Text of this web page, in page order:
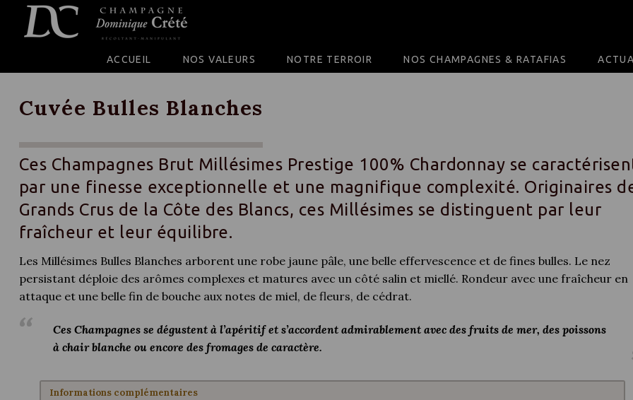
SKIP TO CONTENT
ACCUEIL NOS VALEURS NOTRE TERROIR NOS CHAMPAGNES & RATAFIAS
Cuvée Bulles Blanches
Ces Champagnes Brut Millésimes Prestige 100% Chardonnay se
par une finesse exceptionnelle et une magnifique complexité. Originaires
Grands Crus de la Côte des Blancs, ces Millésimes se distinguent par leur
fraîcheur et leur équilibre.
Les Millésimes Bulles Blanches arborent une robe jaune pâle, une belle effervescence et de fines bulles. Le nez
persistant déploie des arômes complexes et matures avec un côté salin et miellé. Rondeur avec une fraîcheur en
attaque et une belle fin de bouche aux notes de miel, de fleurs, de cédrat.
Ces Champagnes se dégustent à l’apéritif et s’accordent admirablement avec des fruits de mer, des poissons
à chair blanche ou encore des fromages de caractère.
Informations complémentaires